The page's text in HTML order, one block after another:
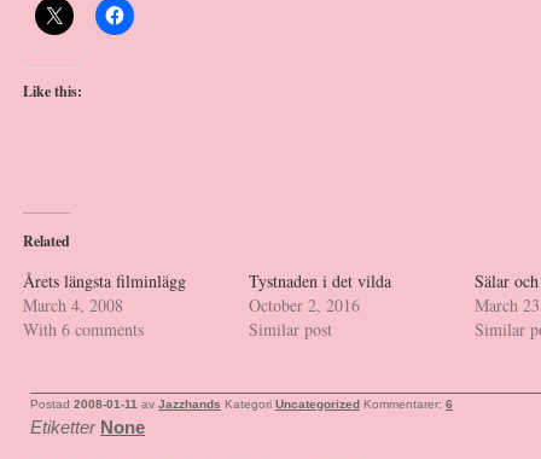
Like this:
Related
Årets längsta filminlägg
March 4, 2008
With 6 comments
Tystnaden i det vilda
October 2, 2016
Similar post
Sälar
March
Similar
Postad 2008-01-11 av Jazzhands Kategori Uncategorized Kommentarer: 6
Etiketter None